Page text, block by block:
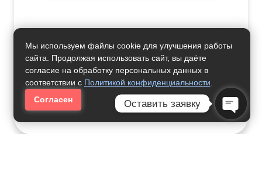
40000рублей за семестр
Где Учиться
Мы используем файлы cookie для улучшения работы
сайта. Продолжая использовать сайт, вы даёте
согласие на обработку персональных данных в
соответствии с Политикой конфиденциальности
Согласен
Оставить заявку
Open